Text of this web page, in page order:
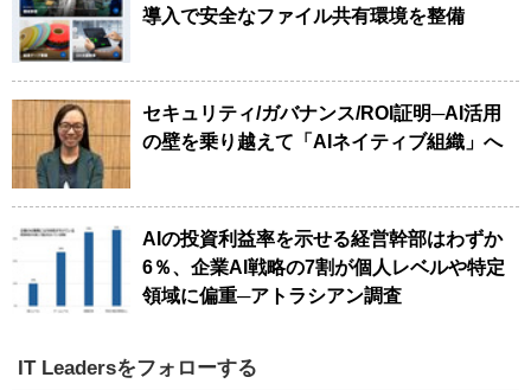
導入で安全なファイル共有環境を整備
セキュリティ/ガバナンス/ROI証明─AI活用
の壁を乗り越えて「AIネイティブ組織」へ
AIの投資利益率を示せる経営幹部はわずか
6％、企業AI戦略の7割が個人レベルや特定
領域に偏重─アトラシアン調査
IT Leadersをフォローする